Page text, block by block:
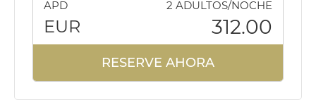
APD 2 ADULTOS/NOCHE
EUR 312.00
RESERVE AHORA